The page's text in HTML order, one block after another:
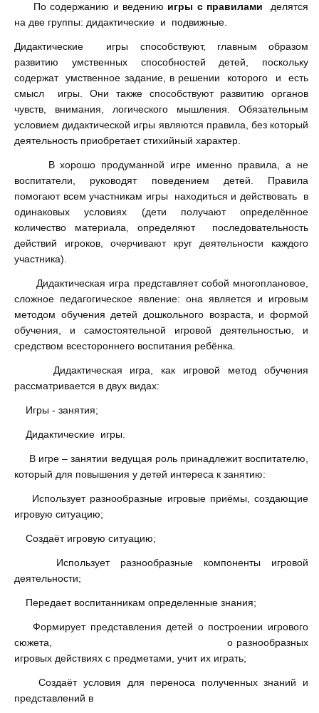
По содержанию и ведению игры с правилами делятся
на две группы: дидактические и подвижные.
Дидактические игры способствуют, главным образом
развитию умственных способностей детей, поскольку
содержат умственное задание, в решении которого и есть
смысл игры. Они также способствуют развитию органов
чувств, внимания, логического мышления. Обязательным
условием дидактической игры являются правила, без который
деятельность приобретает стихийный характер.
В хорошо продуманной игре именно правила, а не
воспитатели, руководят поведением детей. Правила
помогают всем участникам игры находиться и действовать в
одинаковых условиях (дети получают определённое
количество материала, определяют последовательность
действий игроков, очерчивают круг деятельности каждого
участника).
Дидактическая игра представляет собой многоплановое,
сложное педагогическое явление: она является и игровым
методом обучения детей дошкольного возраста, и формой
обучения, и самостоятельной игровой деятельностью, и
средством всестороннего воспитания ребёнка.
Дидактическая игра, как игровой метод обучения
рассматривается в двух видах:
Игры - занятия;
Дидактические игры.
В игре – занятии ведущая роль принадлежит воспитателю,
который для повышения у детей интереса к занятию:
Использует разнообразные игровые приёмы, создающие
игровую ситуацию;
Создаёт игровую ситуацию;
Использует разнообразные компоненты игровой
деятельности;
Передает воспитанникам определенные знания;
Формирует представления детей о построении игрового
сюжета, о разнообразных
игровых действиях с предметами, учит их играть;
Создаёт условия для переноса полученных знаний и
представлений в